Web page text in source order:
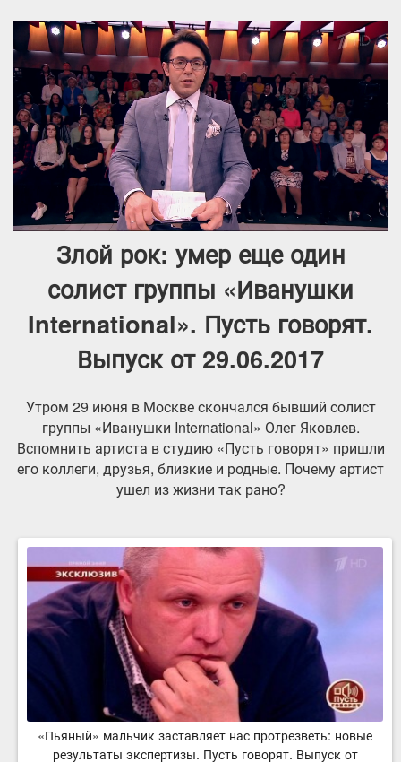
Злой рок: умер еще один
солист группы «Иванушки
International». Пусть говорят.
Выпуск от 29.06.2017
Утром 29 июня в Москве скончался бывший солист
группы «Иванушки International» Олег Яковлев.
Вспомнить артиста в студию «Пусть говорят» пришли
его коллеги, друзья, близкие и родные. Почему артист
ушел из жизни так рано?
«Пьяный» мальчик заставляет нас протрезветь: новые
результаты экспертизы. Пусть говорят. Выпуск от